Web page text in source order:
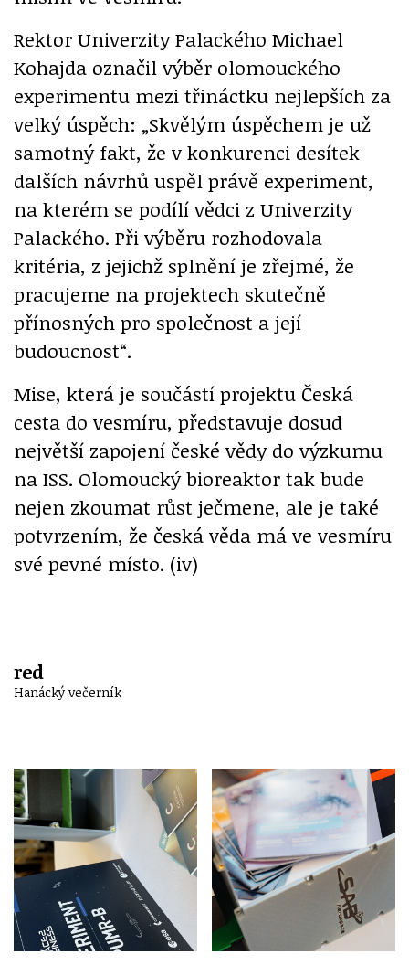
Rektor Univerzity Palackého Michael
Kohajda označil výběr olomouckého
experimentu mezi třináctku nejlepších za
velký úspěch: „Skvělým úspěchem je už
samotný fakt, že v konkurenci desítek
dalších návrhů uspěl právě experiment,
na kterém se podílí vědci z Univerzity
Palackého. Při výběru rozhodovala
kritéria, z jejichž splnění je zřejmé, že
pracujeme na projektech skutečně
přínosných pro společnost a její
budoucnost“.
Mise, která je součástí projektu Česká
cesta do vesmíru, představuje dosud
největší zapojení české vědy do výzkumu
na ISS. Olomoucký bioreaktor tak bude
nejen zkoumat růst ječmene, ale je také
potvrzením, že česká věda má ve vesmíru
své pevné místo. (iv)
red
Hanácký večerník